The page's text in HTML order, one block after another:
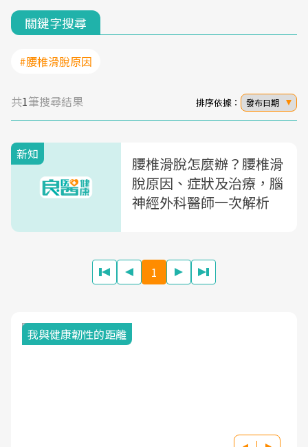
關鍵字搜尋
#腰椎滑脫原因
共1筆搜尋結果 排序依據： 發布日期
新知
腰椎滑脫怎麼辦？腰椎滑
脫原因、症狀及治療，腦
神經外科醫師一次解析
1
我與健康韌性的距離